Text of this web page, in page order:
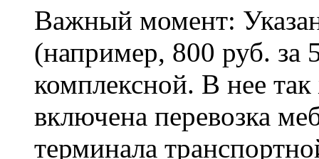
Важный момент:
(например, 800 руб. за
комплексной. В нее
включена перевозка
терминала